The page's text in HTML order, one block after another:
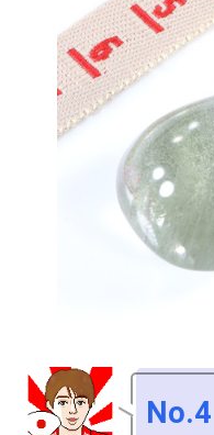
No.4